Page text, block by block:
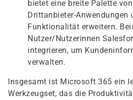
bietet eine breite Palette
Drittanbieter-Anwendungen
Funktionalität erweitern.
Nutzer/Nutzerinnen
integrieren, um
verwalten.
Insgesamt ist Microsoft 365 ein
Werkzeugset, das die